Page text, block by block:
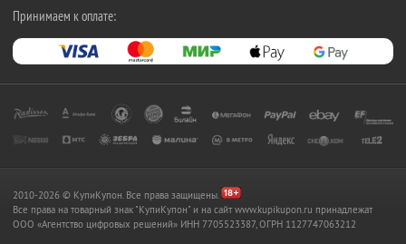
Принимаем к оплате:
2010-2026 © КупиКупон. Все права защищены.
Все права на товарный знак "КупиКупон" и на сайт www.kupikupon.ru принадлежат
OOO «Агентство цифровых решений» ИНН 7705523387, ОГРН 1127747063212